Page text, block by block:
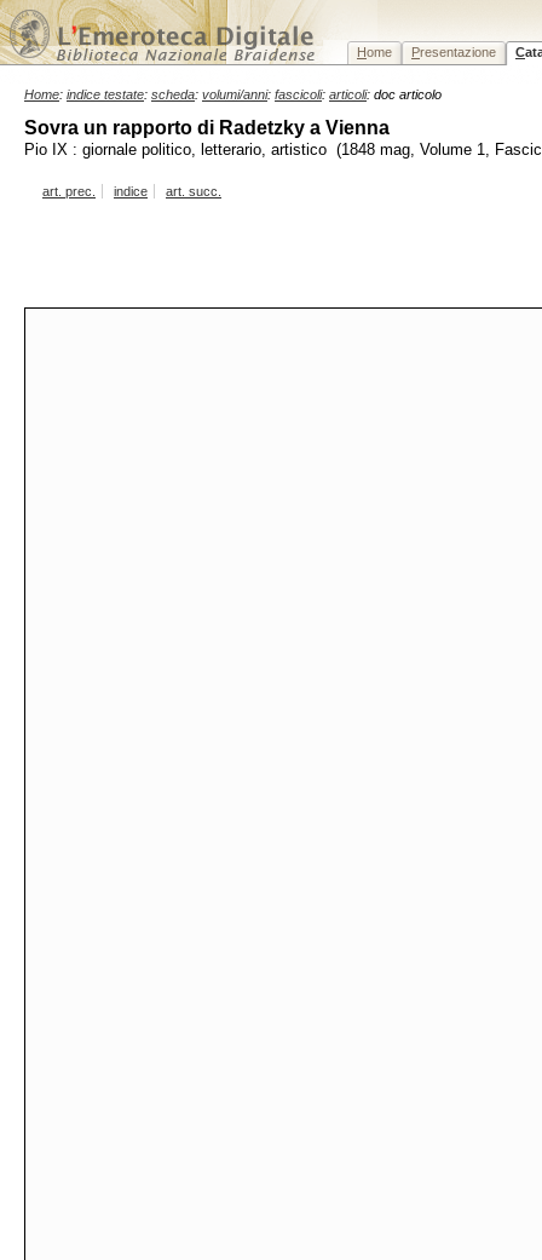
Home Presentazione C
Home: indice testate: scheda: volumi/anni: fascicoli: articoli: doc articolo
Sovra un rapporto di Radetzky a Vienna
Pio IX : giornale politico, letterario, artistico (1848 mag, Volume 1,
art. prec. indice art. succ.